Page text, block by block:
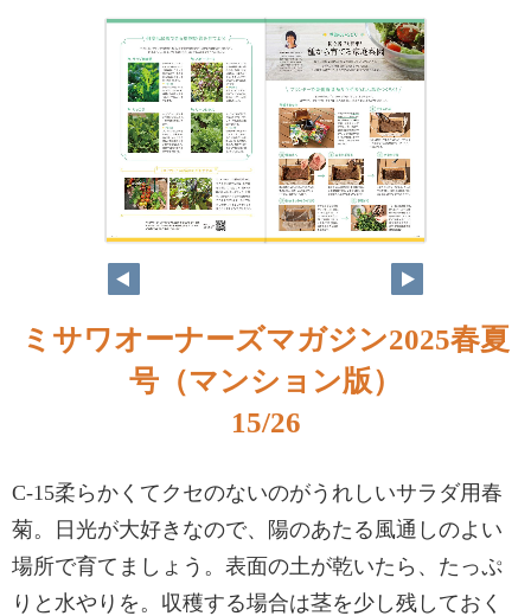
ミサワオーナーズマガジン2025春夏
号（マンション版）
15/26
C-15柔らかくてクセのないのがうれしいサラダ用春
菊。日光が大好きなので、陽のあたる風通しのよい
場所で育てましょう。表面の土が乾いたら、たっぷ
りと水やりを。収穫する場合は茎を少し残しておく